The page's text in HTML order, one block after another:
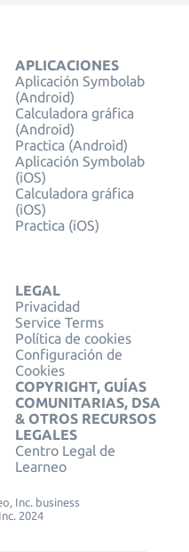
APLICACIONES
Aplicación Symbolab
(Android)
Calculadora gráfica
(Android)
Practica (Android)
Aplicación Symbolab
(iOS)
Calculadora gráfica
(iOS)
Practica (iOS)
LEGAL
Privacidad
Service Terms
Política de cookies
Configuración de
Cookies
COPYRIGHT, GUÍAS
COMUNITARIAS, DSA
& OTROS RECURSOS
LEGALES
Centro Legal de
Learneo
Inc. business
2024